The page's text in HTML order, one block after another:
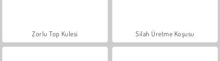
Zorlu Top Kulesi Silah Üretme Koşusu